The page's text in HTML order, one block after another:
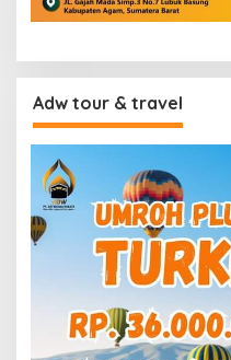
Adw tour & travel